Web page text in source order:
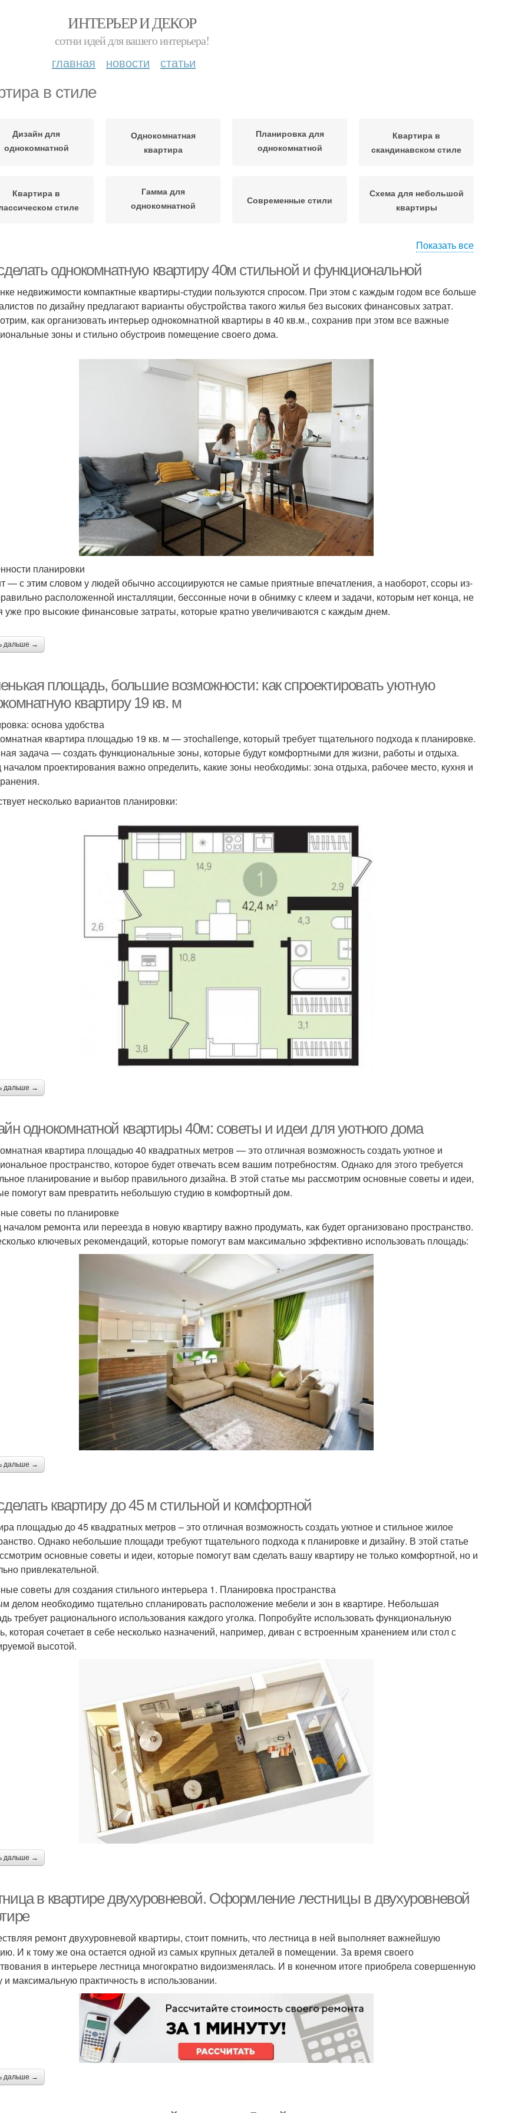
ИНТЕРЬЕР И ДЕКОР
сотни идей для вашего интерьера!
главная новости статьи
в стиле
Дизайн для
однокомнатной
Однокомнатная
квартира
Планировка для
однокомнатной
Квартира в
скандинавском стиле
Квартира в
стиле
Гамма для
однокомнатной
Современные стили
Схема для небольшой
квартиры
Лестницы в
двухуровневой
квартире
Двухуровневая
квартира
Квартира-студия в
стиле
Квартиры в дании Уровневая квартира
М в стиле
Прованс в
малогабаритной
квартире
Показать все
однокомнатную квартиру 40м стильной и функциональной
недвижимости компактные квартиры-студии пользуются спросом. При этом с каждым годом все больше
по дизайну предлагают варианты обустройства такого жилья без высоких финансовых затрат.
как организовать интерьер однокомнатной квартиры в 40 кв.м., сохранив при этом все важные
зоны и стильно обустроив помещение своего дома.
планировки
— с этим словом у людей обычно ассоциируются не самые приятные впечатления, а наоборот, ссоры из-
расположенной инсталляции, бессонные ночи в обнимку с клеем и задачи, которым нет конца, не
уже про высокие финансовые затраты, которые кратно увеличиваются с каждым днем.
дальше →
площадь, большие возможности: как спроектировать уютную
квартиру 19 кв. м
основа удобства
квартира площадью 19 кв. м — этоchallenge, который требует тщательного подхода к планировке.
задача — создать функциональные зоны, которые будут комфортными для жизни, работы и отдыха.
проектирования важно определить, какие зоны необходимы: зона отдыха, рабочее место, кухня и
несколько вариантов планировки:
дальше →
однокомнатной квартиры 40м: советы и идеи для уютного дома
квартира площадью 40 квадратных метров — это отличная возможность создать уютное и
пространство, которое будет отвечать всем вашим потребностям. Однако для этого требуется
планирование и выбор правильного дизайна. В этой статье мы рассмотрим основные советы и идеи,
помогут вам превратить небольшую студию в комфортный дом.
советы по планировке
ремонта или переезда в новую квартиру важно продумать, как будет организовано пространство.
ключевых рекомендаций, которые помогут вам максимально эффективно использовать площадь:
дальше →
квартиру до 45 м стильной и комфортной
площадью до 45 квадратных метров – это отличная возможность создать уютное и стильное жилое
Однако небольшие площади требуют тщательного подхода к планировке и дизайну. В этой статье
основные советы и идеи, которые помогут вам сделать вашу квартиру не только комфортной, но и
привлекательной.
советы для создания стильного интерьера 1. Планировка пространства
делом необходимо тщательно спланировать расположение мебели и зон в квартире. Небольшая
требует рационального использования каждого уголка. Попробуйте использовать функциональную
которая сочетает в себе несколько назначений, например, диван с встроенным хранением или стол с
высотой.
дальше →
в квартире двухуровневой. Оформление лестницы в двухуровневой
ремонт двухуровневой квартиры, стоит помнить, что лестница в ней выполняет важнейшую
И к тому же она остается одной из самых крупных деталей в помещении. За время своего
в интерьере лестница многократно видоизменялась. И в конечном итоге приобрела совершенную
максимальную практичность в использовании.
дальше →